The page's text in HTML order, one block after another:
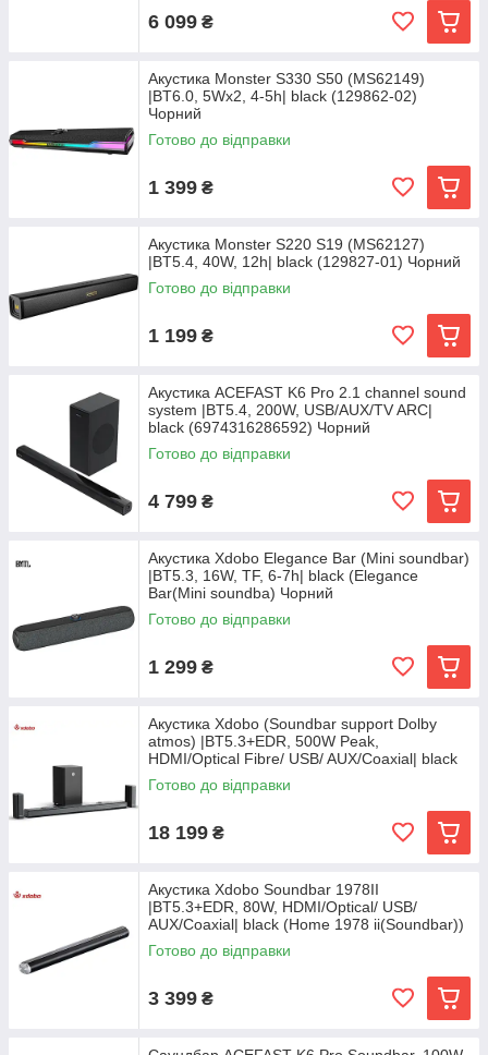
6 099 ₴
Акустика Monster S330 S50 (MS62149)
|BT6.0, 5Wx2, 4-5h| black (129862-02)
Чорний
Готово до відправки
1 399 ₴
Акустика Monster S220 S19 (MS62127)
|BT5.4, 40W, 12h| black (129827-01) Чорний
Готово до відправки
1 199 ₴
Акустика ACEFAST K6 Pro 2.1 channel sound
system |BT5.4, 200W, USB/AUX/TV ARC|
black (6974316286592) Чорний
Готово до відправки
4 799 ₴
Акустика Xdobo Elegance Bar (Mini soundbar)
|BT5.3, 16W, TF, 6-7h| black (Elegance
Bar(Mini soundba) Чорний
Готово до відправки
1 299 ₴
Акустика Xdobo (Soundbar support Dolby
atmos) |BT5.3+EDR, 500W Peak,
HDMI/Optical Fibre/ USB/ AUX/Coaxial| black
(Pacific 1982)
Готово до відправки
18 199 ₴
Акустика Xdobo Soundbar 1978II
|BT5.3+EDR, 80W, HDMI/Optical/ USB/
AUX/Coaxial| black (Home 1978 ii(Soundbar))
Чорний
Готово до відправки
3 399 ₴